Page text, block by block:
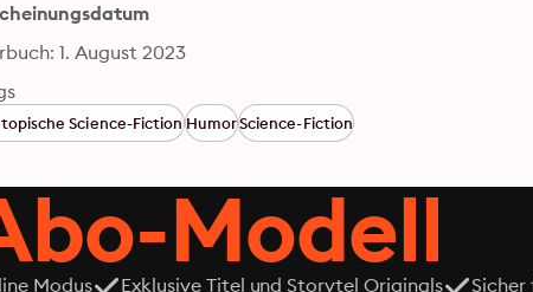
1. August 2023
Science-FictionHumorScience-Fiction
Modell
Modus Exklusive Titel und Storytel Originals
Sicher